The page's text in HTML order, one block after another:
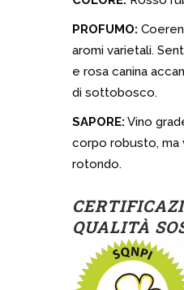
PROFUMO:
aromi varietali.
e rosa canina
di sottobosco.
SAPORE: Vino
corpo robusto,
rotondo.
QUALITÀ